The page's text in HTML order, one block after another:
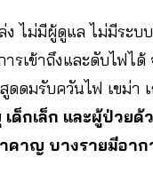
ไม่มีผู้ดูแล ไม่มีระบ
รเข้าถึงและดับไฟไ
ดมรับควันไฟ เขม่า
ด็กเล็ก และผู้ป่วย
คาญ บางรายมีอา